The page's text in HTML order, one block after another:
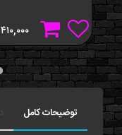
۴۱۰,۰۰۰
توضیحات کامل